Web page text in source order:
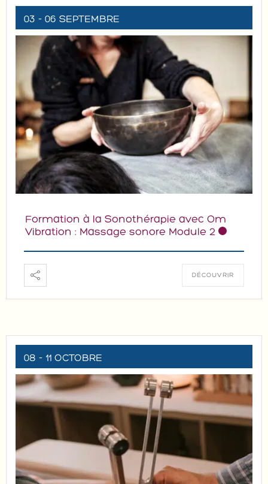
03 - 06 SEPTEMBRE
Formation à la Sonothérapie avec Om
Vibration : Massage sonore Module 2
DÉCOUVRIR
08 - 11 OCTOBRE